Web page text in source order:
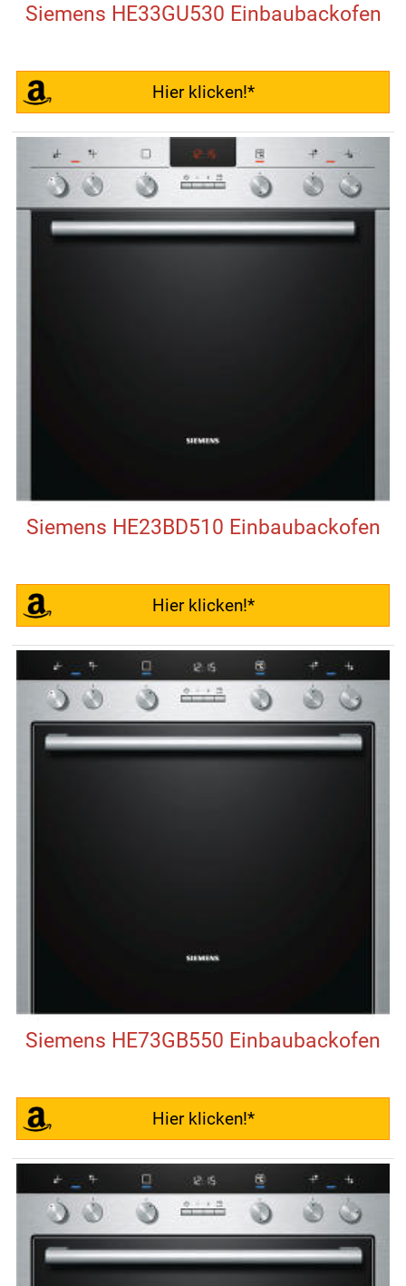
Siemens HE33GU530 Einbaubackofen
Hier klicken!*
Siemens HE23BD510 Einbaubackofen
Hier klicken!*
Siemens HE73GB550 Einbaubackofen
Hier klicken!*